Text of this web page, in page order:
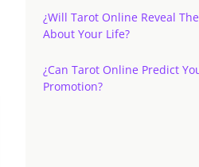
¿Will Tarot Online Reveal
About Your Life?
¿Can Tarot Online Predict
Promotion?